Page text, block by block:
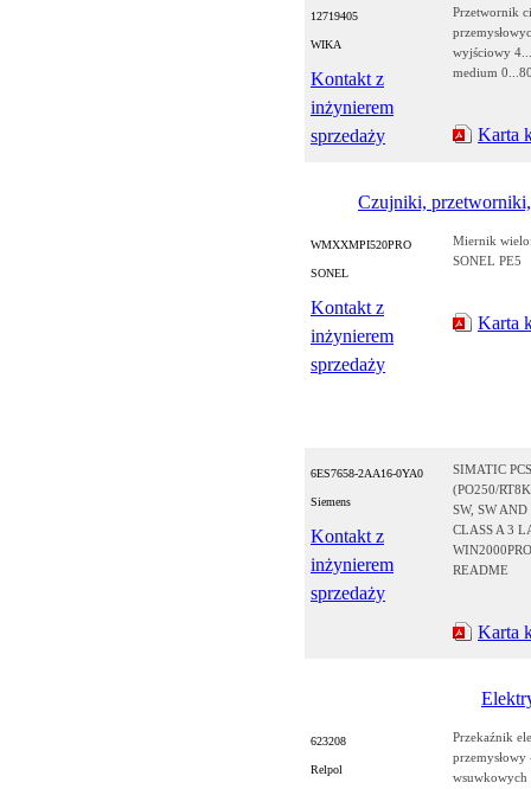
12719405
WIKA
Kontakt z
inżynierem
sprzedaży
Przetwornik
wyjściowy
medium
Karta
Czujniki,
WMXXMPI520PRO
SONEL
Kontakt z
inżynierem
sprzedaży
Miernik
SONEL PE5
Karta
6ES7658-2AA16-0YA0
Siemens
Kontakt z
inżynierem
sprzedaży
SIMATIC
(PO250/
SW, SW
CLASS A 3
README
Karta
623208
Relpol
Przekaźnik
przemysłowy
wsuwkowych